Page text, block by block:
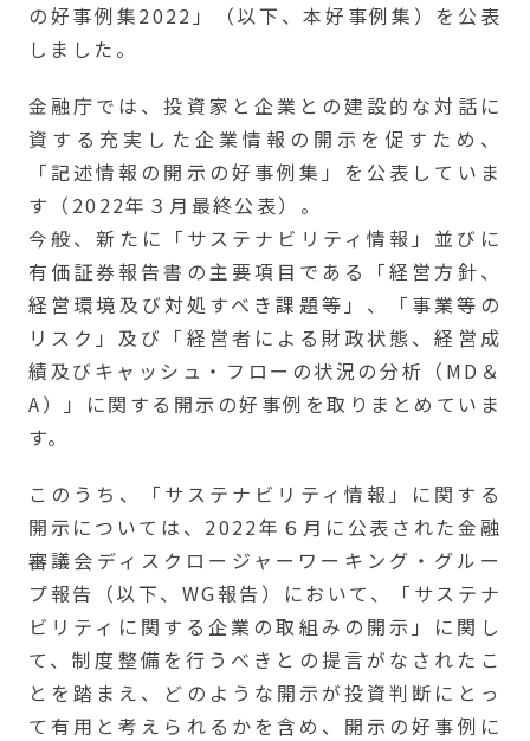
の好事例集2022」（以下、本好事例集）を公表
しました。
金融庁では、投資家と企業との建設的な対話に
資する充実した企業情報の開示を促すため、
「記述情報の開示の好事例集」を公表していま
す（2022年３月最終公表）。
今般、新たに「サステナビリティ情報」並びに
有価証券報告書の主要項目である「経営方針、
経営環境及び対処すべき課題等」、「事業等の
リスク」及び「経営者による財政状態、経営成
績及びキャッシュ・フローの状況の分析（MD＆
A）」に関する開示の好事例を取りまとめていま
す。
このうち、「サステナビリティ情報」に関する
開示については、2022年６月に公表された金融
審議会ディスクロージャーワーキング・グルー
プ報告（以下、WG報告）において、「サステナ
ビリティに関する企業の取組みの開示」に関し
て、制度整備を行うべきとの提言がなされたこ
とを踏まえ、どのような開示が投資判断にとっ
て有用と考えられるかを含め、開示の好事例に